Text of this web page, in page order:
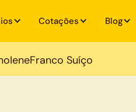
Cotações Blog
IeneFranco Suíço